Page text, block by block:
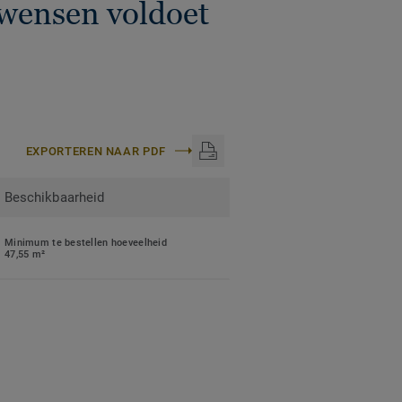
voldoet
EXPORTEREN NAAR PDF
Beschikbaarheid
Minimum te bestellen hoeveelheid
47,55 m²